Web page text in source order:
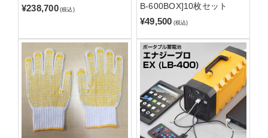
¥238,700 (税込)
B-600BOX]10枚セット
¥49,500 (税込)